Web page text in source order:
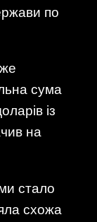
по
сума
із
на
стало
схожа